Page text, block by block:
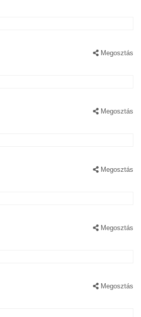
Megosztás
Megosztás
Megosztás
Megosztás
Megosztás